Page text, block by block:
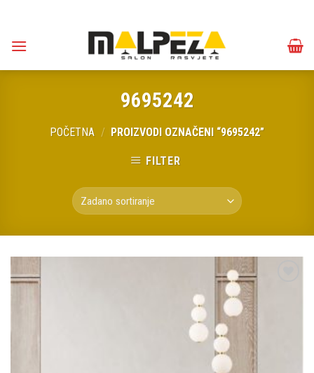
content
9695242
POČETNA / PROIZVODI OZNAČENI “9695242”
FILTER